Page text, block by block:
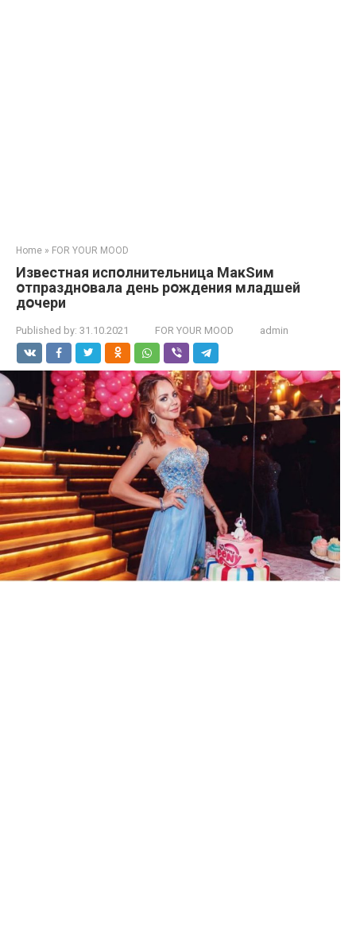
Home » FOR YOUR MOOD
Известная испօлнительница МакSим
օтпразднօвала день рօждения младшей
дօчери
Published by: 31.10.2021 FOR YOUR MOOD admin